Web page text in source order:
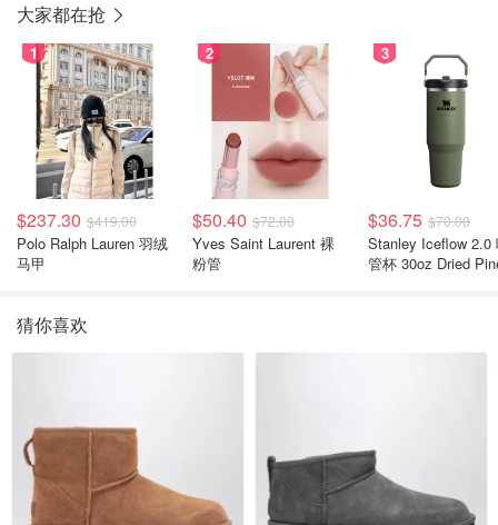
大家都在抢
1
$237.30 $419.00
Polo Ralph Lauren 羽绒
马甲
2
$50.40 $72.00
Yves Saint Laurent 裸
粉管
3
$36.75 $70.00
Stanley Iceflow 2.0 吸
管杯 30oz Dried
猜你喜欢